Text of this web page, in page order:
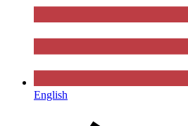
English